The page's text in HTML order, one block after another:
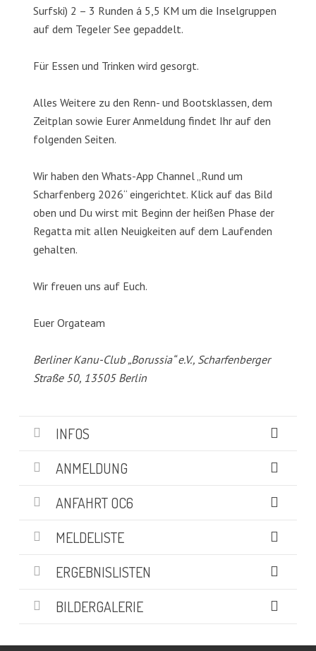
Surfski) 2 – 3 Runden á 5,5 KM um die Inselgruppen
auf dem Tegeler See gepaddelt.
Für Essen und Trinken wird gesorgt.
Alles Weitere zu den Renn- und Bootsklassen, dem
Zeitplan sowie Eurer Anmeldung findet Ihr auf den
folgenden Seiten.
Wir haben den Whats-App Channel „Rund um
Scharfenberg 2026“ eingerichtet. Klick auf das Bild
oben und Du wirst mit Beginn der heißen Phase der
Regatta mit allen Neuigkeiten auf dem Laufenden
gehalten.
Wir freuen uns auf Euch.
Euer Orgateam
Berliner Kanu-Club „Borussia“ e.V., Scharfenberger
Straße 50, 13505 Berlin
INFOS
ANMELDUNG
ANFAHRT OC6
MELDELISTE
ERGEBNISLISTEN
BILDERGALERIE